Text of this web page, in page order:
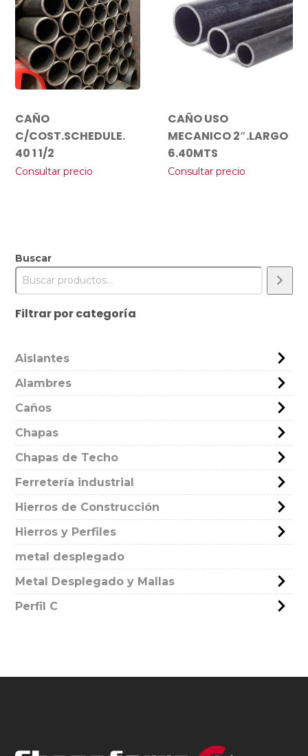
CAÑO
C/COST.SCHEDULE.
40 1 1/2
Consultar precio
CAÑO USO
MECANICO 2″.LARGO
6.40MTS
Consultar precio
Buscar
Filtrar por categoría
Aislantes
Alambres
Caños
Chapas
Chapas de Techo
Ferretería industrial
Hierros de Construcción
Hierros y Perfiles
metal desplegado
Metal Desplegado y Mallas
Perfil C